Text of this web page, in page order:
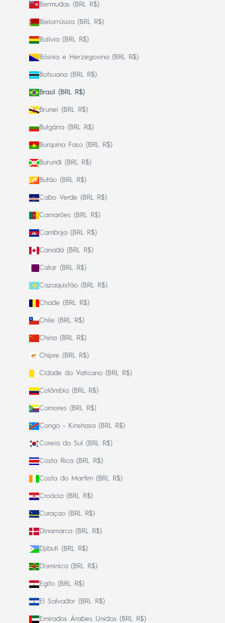
Bermudas (BRL R$)
Bielorrússia (BRL R$)
Bolívia (BRL R$)
Bósnia e Herzegovina (BRL R$)
Botsuana (BRL R$)
Brasil (BRL R$)
Brunei (BRL R$)
Bulgária (BRL R$)
Burquina Faso (BRL R$)
Burundi (BRL R$)
Butão (BRL R$)
Cabo Verde (BRL R$)
Camarões (BRL R$)
Camboja (BRL R$)
Canadá (BRL R$)
Catar (BRL R$)
Cazaquistão (BRL R$)
Chade (BRL R$)
Chile (BRL R$)
China (BRL R$)
Chipre (BRL R$)
Cidade do Vaticano (BRL R$)
Colômbia (BRL R$)
Comores (BRL R$)
Congo - Kinshasa (BRL R$)
Coreia do Sul (BRL R$)
Costa Rica (BRL R$)
Costa do Marfim (BRL R$)
Croácia (BRL R$)
Curaçao (BRL R$)
Dinamarca (BRL R$)
Djibuti (BRL R$)
Dominica (BRL R$)
Egito (BRL R$)
El Salvador (BRL R$)
Emirados Árabes Unidos (BRL R$)